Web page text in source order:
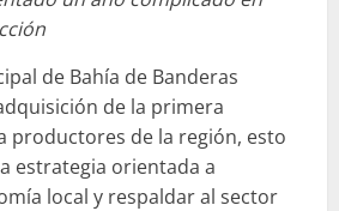
de Bahía de Banderas
de la primera
productores de la región, esto
estrategia orientada a
local y respaldar al sector